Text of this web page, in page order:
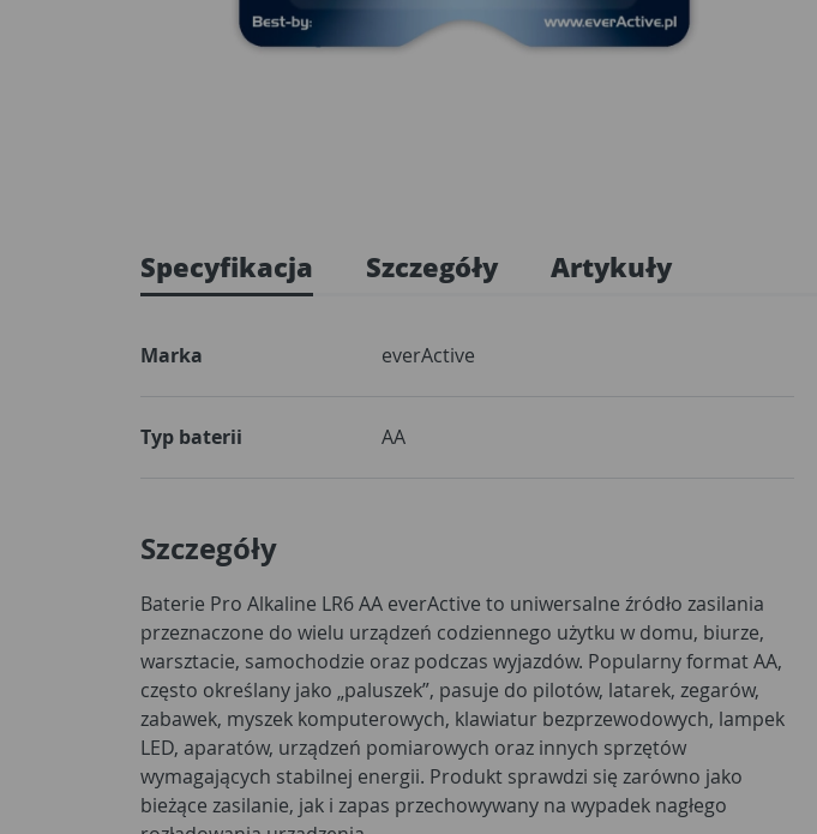
Specyfikacja Szczegóły Artykuły
Marka everActive
Typ baterii AA
Szczegóły
Baterie Pro Alkaline LR6 AA everActive to uniwersalne źródło zasilania
przeznaczone do wielu urządzeń codziennego użytku w domu, biurze,
warsztacie, samochodzie oraz podczas wyjazdów. Popularny format AA,
często określany jako „paluszek”, pasuje do pilotów, latarek, zegarów,
zabawek, myszek komputerowych, klawiatur bezprzewodowych, lampek
LED, aparatów, urządzeń pomiarowych oraz innych sprzętów
wymagających stabilnej energii. Produkt sprawdzi się zarówno jako
bieżące zasilanie, jak i zapas przechowywany na wypadek nagłego